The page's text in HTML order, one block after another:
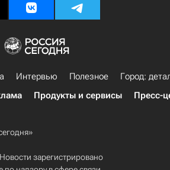
Интервью Полезное
Город:
Продукты и сервисы Пресс-
зарегистрировано